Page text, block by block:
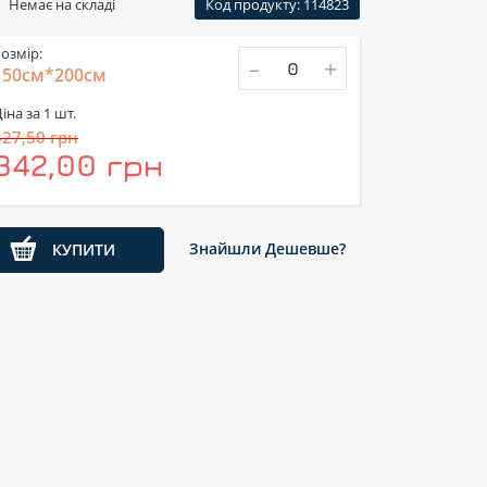
Немає на складі Код продукту: 114823
за 1 шт.
грн
грн
- +
КУПИТИ Знайшли Дешевше?